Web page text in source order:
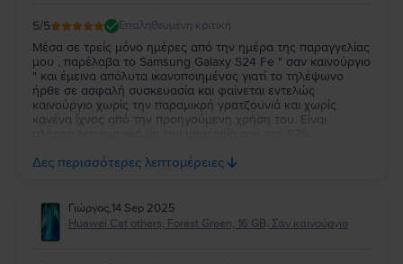
5/5 Επαληθευμένη κριτική
Μέσα σε τρείς μόνο ημέρες από την ημέρα της παραγγελίας
μου , παρέλαβα το Samsung Galaxy S24 Fe " σαν καινούργιο
" και έμεινα απόλυτα ικανοποιημένος γιατί το τηλέψωνο
ήρθε σε ασφαλή συσκευασία και φαίνεται εντελώς
καινούργιο χωρίς την παραμικρή γρατζουνιά και χωρίς
κανένα ίχνος από την προηγούμενη χρήση του. Είναι
όσους θέλουν να αγοράσουν καλό και φθηνό κινητό.
Δες περισσότερες λεπτομέρειες
Γιώργος,14 Sep 2025
Huawei Cat others, Forest Green, 16 GB, Σαν καινούργιο